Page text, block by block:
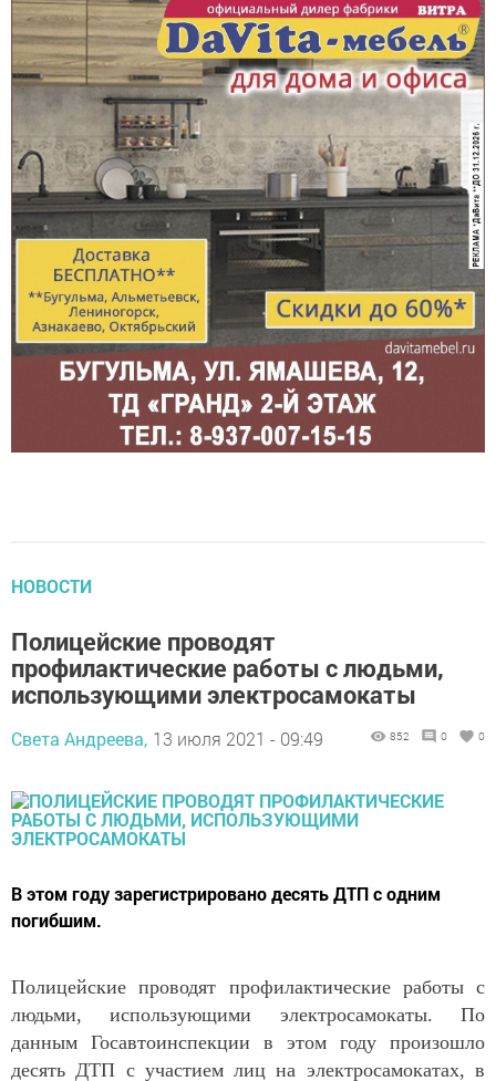
НОВОСТИ
Полицейские проводят
профилактические работы с людьми,
использующими электросамокаты
Света Андреева, 13 июля 2021 - 09:49 852 0 0
В этом году зарегистрировано десять ДТП с одним
погибшим.
Полицейские проводят профилактические работы с
людьми, использующими электросамокаты. По
данным Госавтоинспекции в этом году произошло
десять ДТП с участием лиц на электросамокатах, в